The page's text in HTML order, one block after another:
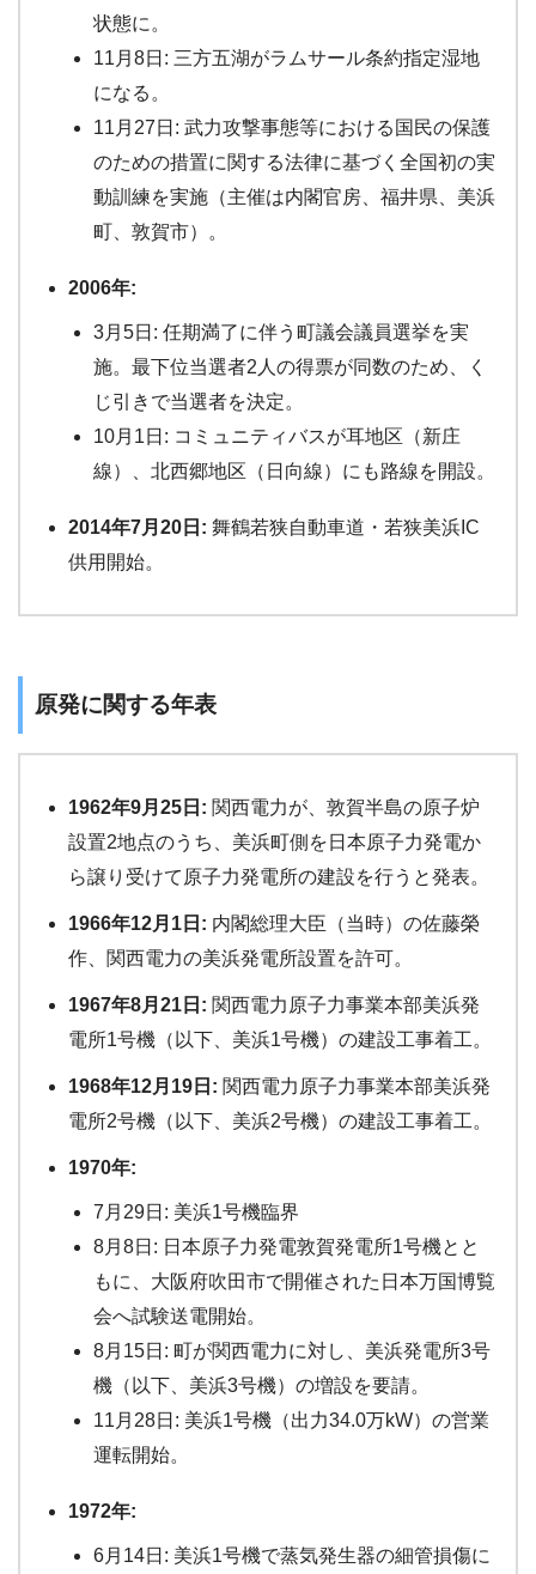
状態に。
11月8日: 三方五湖がラムサール条約指定湿地
になる。
11月27日: 武力攻撃事態等における国民の保護
のための措置に関する法律に基づく全国初の実
動訓練を実施（主催は内閣官房、福井県、美浜
町、敦賀市）。
2006年:
3月5日: 任期満了に伴う町議会議員選挙を実
施。最下位当選者2人の得票が同数のため、く
じ引きで当選者を決定。
10月1日: コミュニティバスが耳地区（新庄
線）、北西郷地区（日向線）にも路線を開設。
2014年7月20日: 舞鶴若狭自動車道・若狭美浜IC
供用開始。
原発に関する年表
1962年9月25日: 関西電力が、敦賀半島の原子炉
設置2地点のうち、美浜町側を日本原子力発電か
ら譲り受けて原子力発電所の建設を行うと発表。
1966年12月1日: 内閣総理大臣（当時）の佐藤榮
作、関西電力の美浜発電所設置を許可。
1967年8月21日: 関西電力原子力事業本部美浜発
電所1号機（以下、美浜1号機）の建設工事着工。
1968年12月19日: 関西電力原子力事業本部美浜発
電所2号機（以下、美浜2号機）の建設工事着工。
1970年:
7月29日: 美浜1号機臨界
8月8日: 日本原子力発電敦賀発電所1号機とと
もに、大阪府吹田市で開催された日本万国博覧
会へ試験送電開始。
8月15日: 町が関西電力に対し、美浜発電所3号
機（以下、美浜3号機）の増設を要請。
11月28日: 美浜1号機（出力34.0万kW）の営業
運転開始。
1972年:
6月14日: 美浜1号機で蒸気発生器の細管損傷に